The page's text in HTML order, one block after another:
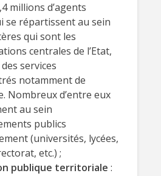
millions d’agents
se répartissent au sein
qui sont les
centrales de l’Etat,
services
notamment de
Nombreux d’entre eux
au sein
publics
(universités, lycées,
etc.) ;
publique territoriale :